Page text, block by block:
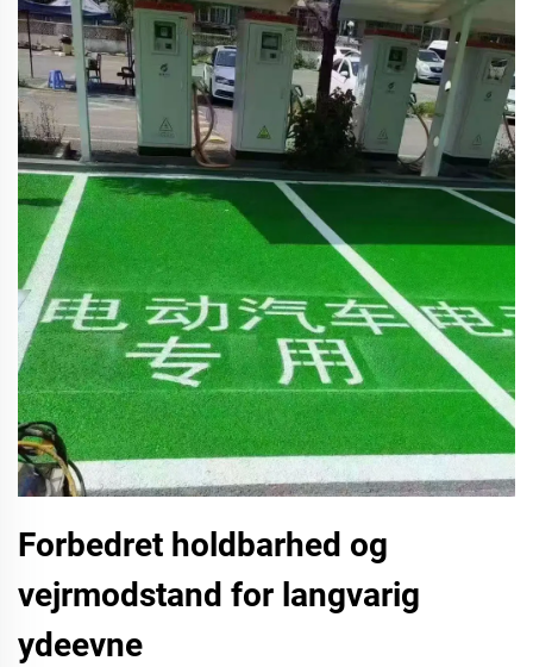
Forbedret holdbarhed og
vejrmodstand for langvarig
ydeevne